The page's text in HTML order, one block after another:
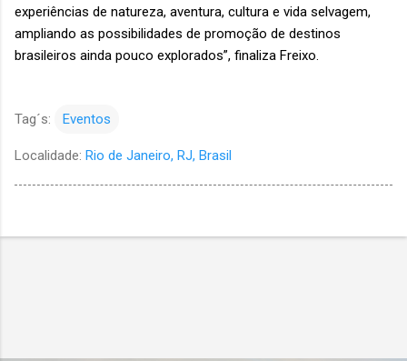
experiências de natureza, aventura, cultura e vida selvagem,
ampliando as possibilidades de promoção de destinos
brasileiros ainda pouco explorados”, finaliza Freixo.
Tag´s: Eventos
Localidade: Rio de Janeiro, RJ, Brasil